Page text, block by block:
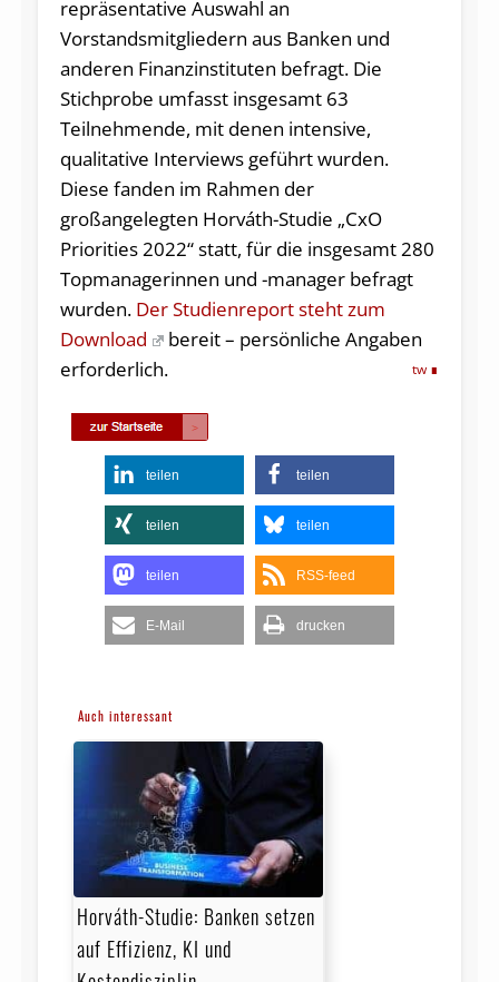
repräsentative Auswahl an
Vorstandsmitgliedern aus Banken und
anderen Finanzinstituten befragt. Die
Stichprobe umfasst insgesamt 63
Teilnehmende, mit denen intensive,
qualitative Interviews geführt wurden.
Diese fanden im Rahmen der
großangelegten Horváth-Studie „CxO
Priorities 2022“ statt, für die insgesamt 280
Topmanagerinnen und -manager befragt
wurden. Der Studienreport steht zum
Download
bereit – persönliche Angaben
erforderlich.
tw
teilen teilen
teilen teilen
teilen RSS-feed
E-Mail drucken
Auch interessant
Horváth-Studie: Banken setzen
auf Effizienz, KI und